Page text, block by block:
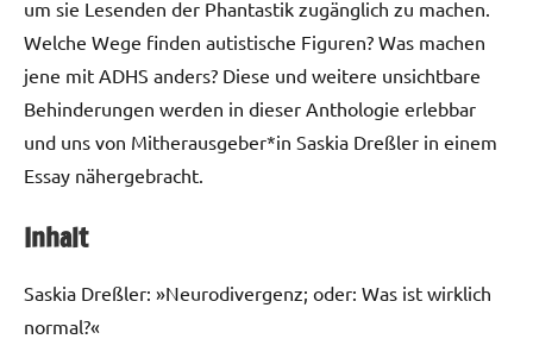
um sie Lesenden der Phantastik zugänglich zu machen.
Welche Wege finden autistische Figuren? Was machen
jene mit ADHS anders? Diese und weitere unsichtbare
Behinderungen werden in dieser Anthologie erlebbar
und uns von Mitherausgeber*in Saskia Dreßler in einem
Essay nähergebracht.
Inhalt
Saskia Dreßler: »Neurodivergenz; oder: Was ist wirklich
normal?«